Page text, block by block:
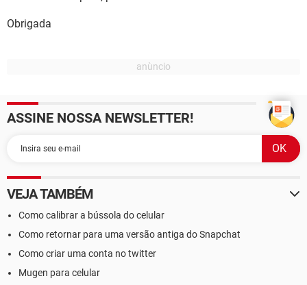
Obrigada
ASSINE NOSSA NEWSLETTER!
VEJA TAMBÉM
Como calibrar a bússola do celular
Como retornar para uma versão antiga do Snapchat
Como criar uma conta no twitter
Mugen para celular